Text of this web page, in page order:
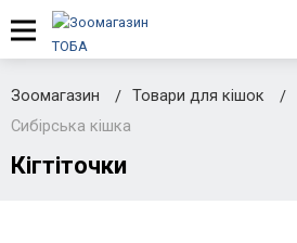
Зоомагазин Товари для кішок
Сибірська кішка
Кігтіточки